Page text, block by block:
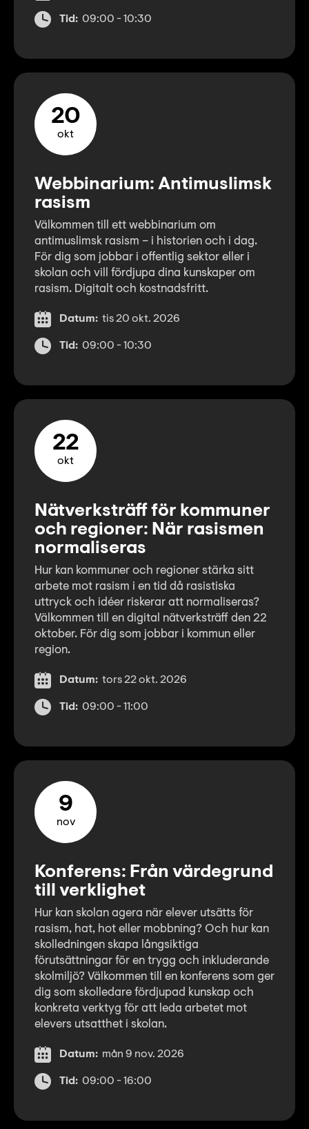
Tid: 09:00 - 10:30
20
okt
Webbinarium: Antimuslimsk
rasism
Välkommen till ett webbinarium om
antimuslimsk rasism – i historien och i dag.
För dig som jobbar i offentlig sektor eller i
skolan och vill fördjupa dina kunskaper om
rasism. Digitalt och kostnadsfritt.
Datum: tis 20 okt. 2026
Tid: 09:00 - 10:30
22
okt
Nätverksträff för kommuner
och regioner: När rasismen
normaliseras
Hur kan kommuner och regioner stärka sitt
arbete mot rasism i en tid då rasistiska
uttryck och idéer riskerar att normaliseras?
Välkommen till en digital nätverksträff den 22
oktober. För dig som jobbar i kommun eller
region.
Datum: tors 22 okt. 2026
Tid: 09:00 - 11:00
9
nov
Konferens: Från värdegrund
till verklighet
Hur kan skolan agera när elever utsätts för
rasism, hat, hot eller mobbning? Och hur kan
skolledningen skapa långsiktiga
förutsättningar för en trygg och inkluderande
skolmiljö? Välkommen till en konferens som ger
dig som skolledare fördjupad kunskap och
konkreta verktyg för att leda arbetet mot
elevers utsatthet i skolan.
Datum: mån 9 nov. 2026
Tid: 09:00 - 16:00